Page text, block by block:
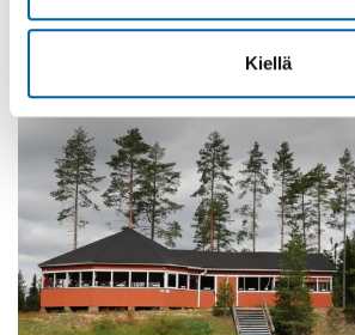
Kiellä
Lue lisää